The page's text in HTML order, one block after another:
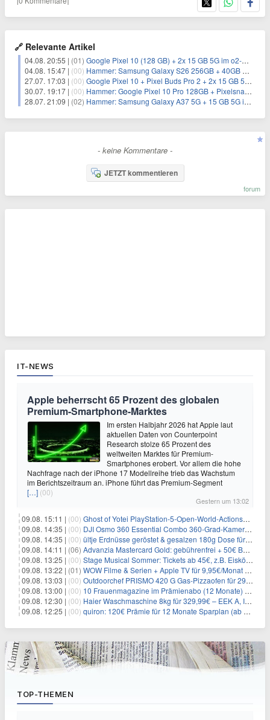
🔗 Relevante Artikel
04.08. 20:55 | (01) Google Pixel 10 (128 GB) + 2x 15 GB 5G im o2-Netz für 13,98€/Monat (Trade-In)
04.08. 15:47 | (00) Hammer: Samsung Galaxy S26 256GB + 40GB 5G + Alles-Flat im Vodafone-Netz für 24,99€/Monat
27.07. 17:03 | (00) Google Pixel 10 + Pixel Buds Pro 2 + 2x 15 GB 5G + Alles-Flat im O2-Netz für 13,98€/Monat
30.07. 19:17 | (00) Hammer: Google Pixel 10 Pro 128GB + Pixelsnap-Ladegerät + 20GB 5G + Alles-Flat im Vodafone-Netz für 24,98€/Monat
28.07. 21:09 | (02) Hammer: Samsung Galaxy A37 5G + 15 GB 5G im o2-Netz für 9,99€/Monat
- keine Kommentare -
JETZT kommentieren
forum
IT-NEWS
Apple beherrscht 65 Prozent des globalen
Premium-Smartphone-Marktes
Im ersten Halbjahr 2026 hat Apple laut
aktuellen Daten von Counterpoint
Research stolze 65 Prozent des
weltweiten Marktes für Premium-
Smartphones erobert. Vor allem die hohe
Nachfrage nach der iPhone 17 Modellreihe trieb das Wachstum
im Berichtszeitraum an. iPhone führt das Premium-Segment
[…] (00)
Gestern um 13:02
09.08. 15:11 | (00) Ghost of Yotei PlayStation-5-Open-World-Actionspiel für 55,65€
09.08. 14:35 | (00) DJI Osmo 360 Essential Combo 360-Grad-Kamera für 375€
09.08. 14:35 | (00) ültje Erdnüsse geröstet & gesalzen 180g Dose für 1,52€ im Spar-Abo
09.08. 14:11 | (06) Advanzia Mastercard Gold: gebührenfrei + 50€ Bonus* + gratis Reiseversicherung
09.08. 13:25 | (00) Stage Musical Sommer: Tickets ab 45€, z.B. Eiskönigin, König der Löwen, Zurück in die Zukunft
09.08. 13:22 | (01) WOW Filme & Serien + Apple TV für 9,95€/Monat // Alles von WOW (Filme, Serien, Live-Sport) für 34,97€/Monat
09.08. 13:03 | (00) Outdoorchef PRISMO 420 G Gas-Pizzaofen für 299€ – rotierender Stein, 450°C
09.08. 13:00 | (00) 10 Frauenmagazine im Prämienabo (12 Monate) mit Prämien bis zu 225€
09.08. 12:30 | (00) Haier Waschmaschine 8kg für 329,99€ – EEK A, Inverter-Motor
09.08. 12:25 | (00) quiron: 120€ Prämie für 12 Monate Sparplan (ab 100€/Monat)
TOP-THEMEN